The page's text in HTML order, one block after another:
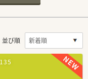
並び順